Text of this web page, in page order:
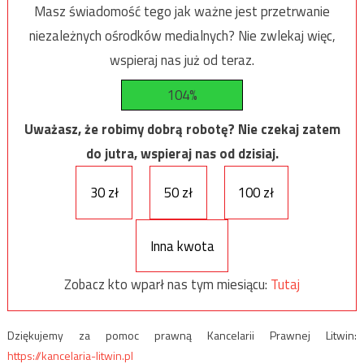
Masz świadomość tego jak ważne jest przetrwanie
niezależnych ośrodków medialnych? Nie zwlekaj więc,
wspieraj nas już od teraz.
104%
Uważasz, że robimy dobrą robotę? Nie czekaj zatem
do jutra, wspieraj nas od dzisiaj.
30 zł
50 zł 100 zł
Inna kwota
Zobacz kto wparł nas tym miesiącu: Tutaj
Dziękujemy za pomoc prawną Kancelarii Prawnej Litwin:
https://kancelaria-litwin.pl